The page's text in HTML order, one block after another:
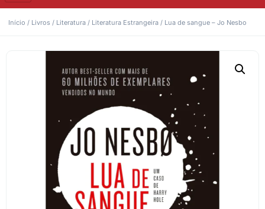
Início / Livros / Literatura / Literatura Estrangeira / Lua de sangue – Jo Nesbo